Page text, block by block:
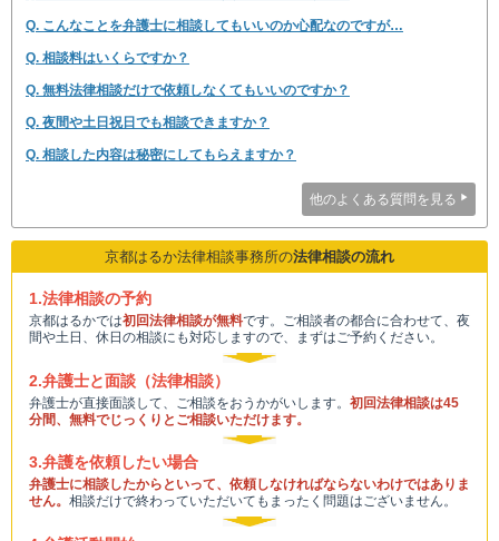
Q. こんなことを弁護士に相談してもいいのか心配なのですが…
Q. 相談料はいくらですか？
Q. 無料法律相談だけで依頼しなくてもいいのですか？
Q. 夜間や土日祝日でも相談できますか？
Q. 相談した内容は秘密にしてもらえますか？
他のよくある質問を見る
京都はるか法律相談事務所の法律相談の流れ
1.法律相談の予約
京都はるかでは初回法律相談が無料です。ご相談者の都合に合わせて、夜
間や土日、休日の相談にも対応しますので、まずはご予約ください。
2.弁護士と面談（法律相談）
弁護士が直接面談して、ご相談をおうかがいします。 初回法律相談は45
分間、無料でじっくりとご相談いただけます。
3.弁護を依頼したい場合
弁護士に相談したからといって、依頼しなければならないわけではありま
せん。 相談だけで終わっていただいてもまったく問題はございません。